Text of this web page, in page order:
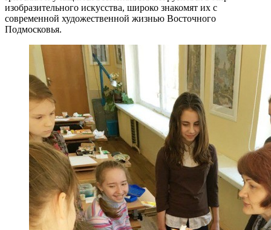
изобразительного искусства, широко знакомят их с
современной художественной жизнью Восточного
Подмосковья.